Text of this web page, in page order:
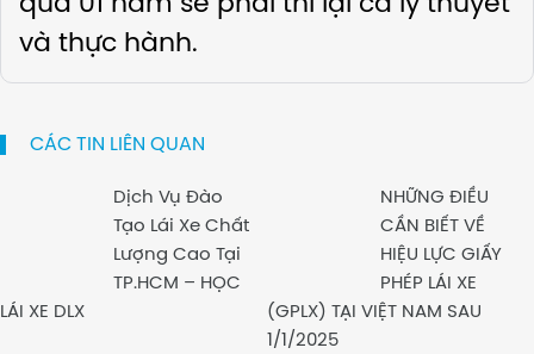
và thực hành.
CÁC TIN LIÊN QUAN
Dịch Vụ Đào
Tạo Lái Xe Chất
Lượng Cao Tại
TP.HCM – HỌC
LÁI XE DLX
NHỮNG ĐIỀU
CẦN BIẾT VỀ
HIỆU LỰC GIẤY
PHÉP LÁI XE
(GPLX) TẠI VIỆT NAM SAU
1/1/2025